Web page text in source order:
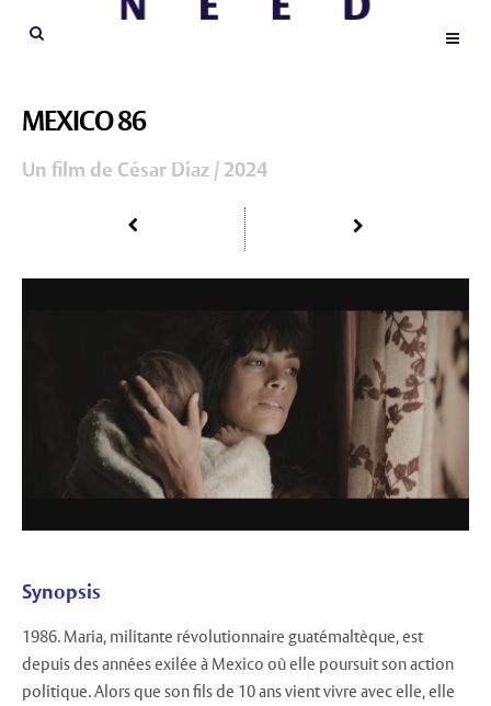
MEXICO 86
Un film de César Diaz / 2024
Synopsis
1986. Maria, militante révolutionnaire guatémaltèque, est
depuis des années exilée à Mexico où elle poursuit son action
politique. Alors que son fils de 10 ans vient vivre avec elle, elle